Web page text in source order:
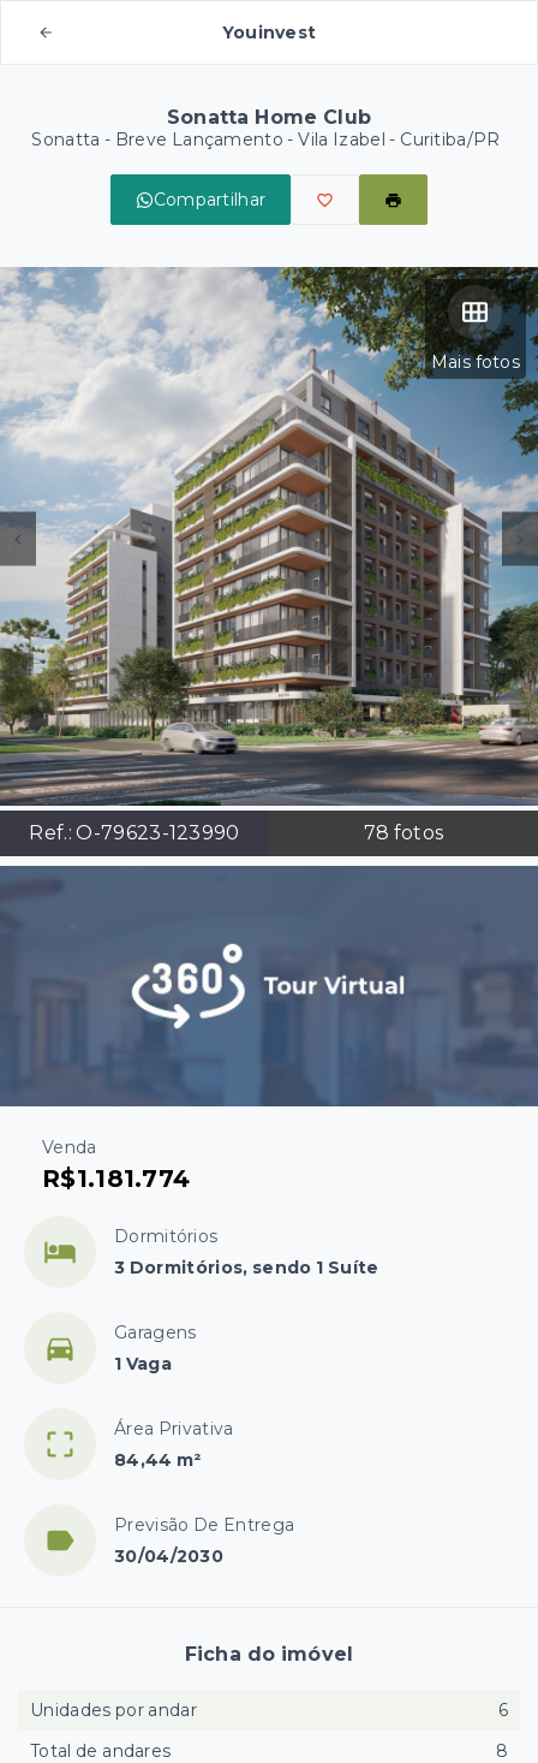
Youinvest
Sonatta Home Club
Sonatta - Breve Lançamento -Vila Izabel - Curitiba/PR
Compartilhar
Mais fotos
Ref.:O-79623-123990 78 fotos
Venda
R$1.181.774
Dormitórios
3 Dormitórios, sendo 1 Suíte
Garagens
1 Vaga
Área Privativa
84,44 m²
Previsão De Entrega
30/04/2030
Ficha do imóvel
Unidades por andar
6
Total de andares
8